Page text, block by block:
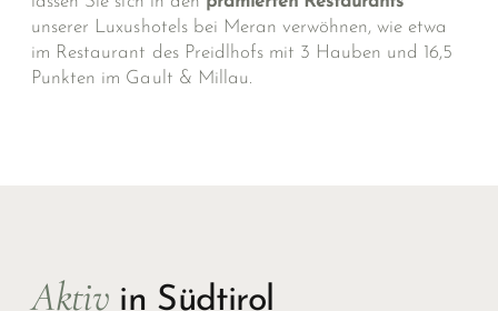
unserer Luxushotels bei Meran verwöhnen, wie etwa
im Restaurant des Preidlhofs mit 3 Hauben und 16,5
Punkten im Gault & Millau.
Aktiv in Südtirol